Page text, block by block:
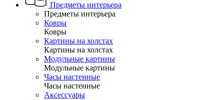
Предметы интерьера
Предметы интерьера
Ковры
Ковры
Картины на холстах
Картины на холстах
Модульные картины
Модульные картины
Часы настенные
Часы настенные
Аксессуары